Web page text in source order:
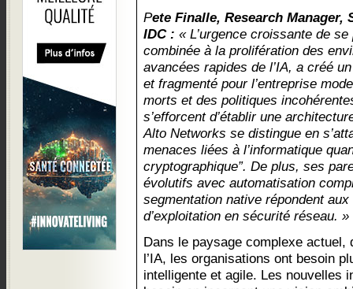
Pete Finalle, Research Manager,
IDC : « L’urgence croissante de
combinée à la prolifération des
avancées rapides de l’IA, a créé
et fragmenté pour l’entreprise
morts et des politiques
s’efforcent d’établir une
Alto Networks se distingue en
menaces liées à l’informatique
cryptographique”. De plus, ses
évolutifs avec automatisation
segmentation native répondent
d’exploitation en sécurité réseau. »
Dans le paysage complexe actuel,
l’IA, les organisations ont besoin
intelligente et agile. Les nouvelles